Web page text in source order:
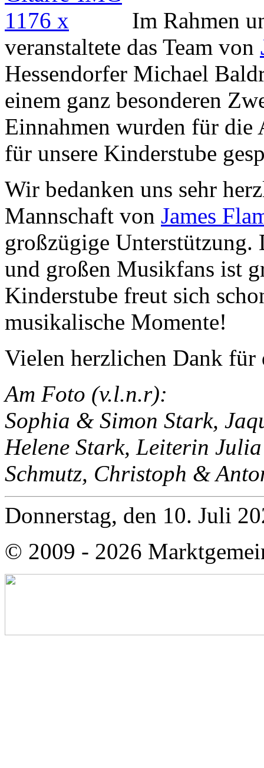
Im Rahmen
veranstaltete das Team von
Hessendorfer Michael
einem ganz besonderen
Einnahmen wurden für die
für unsere Kinderstube
Wir bedanken uns sehr
Mannschaft von James
großzügige Unterstützung.
und großen Musikfans ist
Kinderstube freut sich
musikalische Momente!
Vielen herzlichen Dank
Am Foto (v.l.n.r):
Sophia & Simon Stark,
Helene Stark, Leiterin
Schmutz, Christoph &
Donnerstag, den 10. Juli
© 2009 - 2026